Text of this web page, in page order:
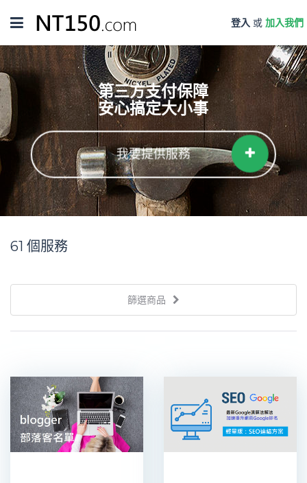
Toggle
navigation
登入 或 加入我們
第三方支付保障
安心搞定大小事
我要提供服務
61 個服務
篩選商品